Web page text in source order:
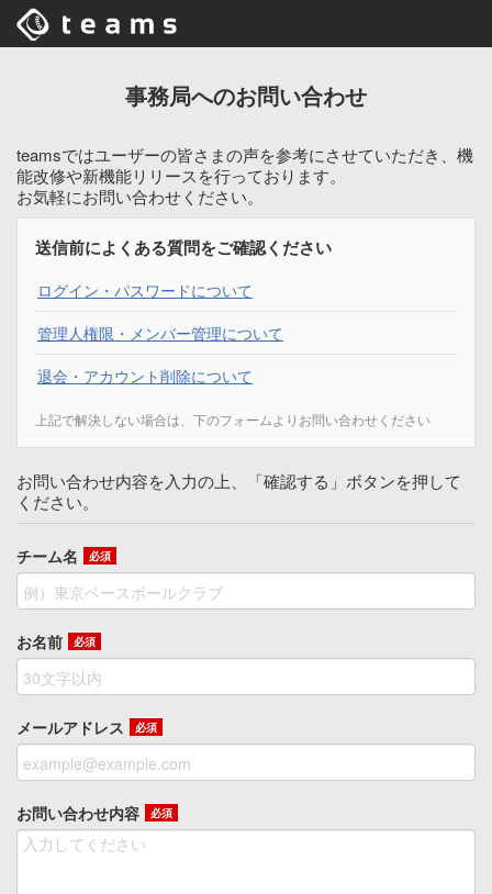
事務局へのお問い合わせ
teamsではユーザーの皆さまの声を参考にさせていただき、機
能改修や新機能リリースを行っております。
お気軽にお問い合わせください。
送信前によくある質問をご確認ください
ログイン・パスワードについて
管理人権限・メンバー管理について
退会・アカウント削除について
上記で解決しない場合は、下のフォームよりお問い合わせください
お問い合わせ内容を入力の上、「確認する」ボタンを押して
ください。
チーム名 必須
お名前 必須
メールアドレス 必須
お問い合わせ内容 必須